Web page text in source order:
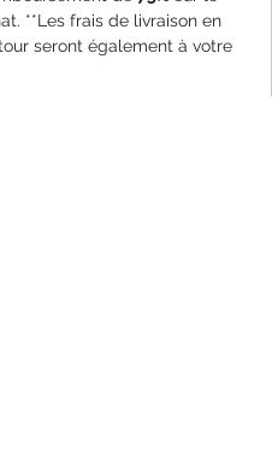
**Les frais de livraison en
seront également à votre